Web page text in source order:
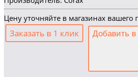
Цену уточняйте в магазинах вашего
Заказать в 1 клик Добавить в